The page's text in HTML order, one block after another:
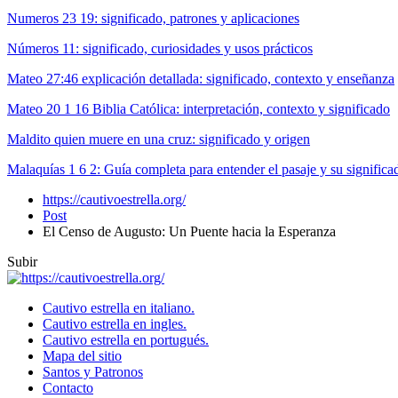
Numeros 23 19: significado, patrones y aplicaciones
Números 11: significado, curiosidades y usos prácticos
Mateo 27:46 explicación detallada: significado, contexto y enseñanza
Mateo 20 1 16 Biblia Católica: interpretación, contexto y significado
Maldito quien muere en una cruz: significado y origen
Malaquías 1 6 2: Guía completa para entender el pasaje y su
https://cautivoestrella.org/
Post
El Censo de Augusto: Un Puente hacia la Esperanza
Subir
Cautivo estrella en italiano.
Cautivo estrella en ingles.
Cautivo estrella en portugués.
Mapa del sitio
Santos y Patronos
Contacto